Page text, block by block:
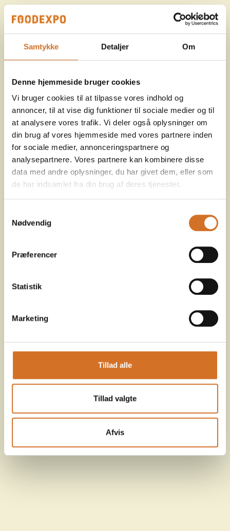
Samtykke Detaljer Om
Denne hjemmeside bruger cookies
Vi bruger cookies til at tilpasse vores indhold og
annoncer, til at vise dig funktioner til sociale medier og til
at analysere vores trafik. Vi deler også oplysninger om
din brug af vores hjemmeside med vores partnere inden
for sociale medier, annonceringspartnere og
analysepartnere. Vores partnere kan kombinere disse
data med andre oplysninger, du har givet dem, eller som
de har indsamlet fra din brug af deres tjenester.
Nødvendig
Præferencer
Statistik
Marketing
Tillad alle
Tillad valgte
Afvis